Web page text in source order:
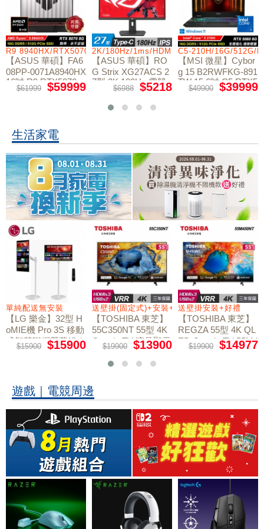
R9 8940HX/RTX5070/512GB/16G
【ASUS 華碩】FA6
08PP-0071A8940HX
16吋 R9 RTX5070
電競筆電
$61999 $59999
2K/180Hz/1ms/HDMI/DP/IPS/Type-C
【ASUS 華碩】RO
G Strix XG27ACS 2
7型 2K 180Hz 電競
$6988 $5218
C5-210H/16G/512G/
【MSI 微星】Cybor
g 15 B2RWFKG-891
TW 15.6吋 C5 RTX5
060 電競筆電
$49900 $39999
生活家電
禮
單純配送無安裝
【LG 樂金】32型 H
oMIE機 Pro 3S 移動
式智慧聯網螢幕組｜
單純配送
$15900 $15900
送壁掛(固定式)+安裝+好禮贈
【TOSHIBA 東芝】
55C350NT 55型 4K
Google TV 液晶顯示
器｜含壁掛(固定式)
+安裝
$19900 $13900
送壁掛安裝+好禮
【TOSHIBA 東芝】
REGZA 55型 4K QL
ED Google TV 55M4
50NT液晶顯示器｜
$19900 $14977
遊戲｜電競周邊